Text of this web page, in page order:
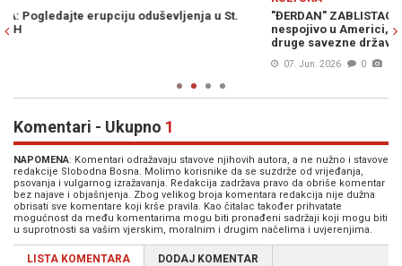
"ĐERDAN" ZABLISTAO NA UTAKMICI PROTIV PANAME: Spojili
nespojivo u Americi, a u pomoć im pritekle porodice i prijatelji iz
Komentari - Ukupno 1
NAPOMENA: Komentari odražavaju stavove njihovih autora, a ne nužno i stavove
redakcije Slobodna Bosna. Molimo korisnike da se suzdrže od vrijeđanja,
psovanja i vulgarnog izražavanja. Redakcija zadržava pravo da obriše komentar
bez najave i objašnjenja. Zbog velikog broja komentara redakcija nije dužna
obrisati sve komentare koji krše pravila. Kao čitalac također prihvatate
mogućnost da među komentarima mogu biti pronađeni sadržaji koji mogu biti
u suprotnosti sa vašim vjerskim, moralnim i drugim načelima i uvjerenjima.
LISTA KOMENTARA DODAJ KOMENTAR